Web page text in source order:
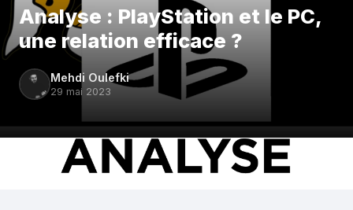
Analyse : PlayStation et le PC,
une relation efficace ?
Mehdi Oulefki
29 mai 2023